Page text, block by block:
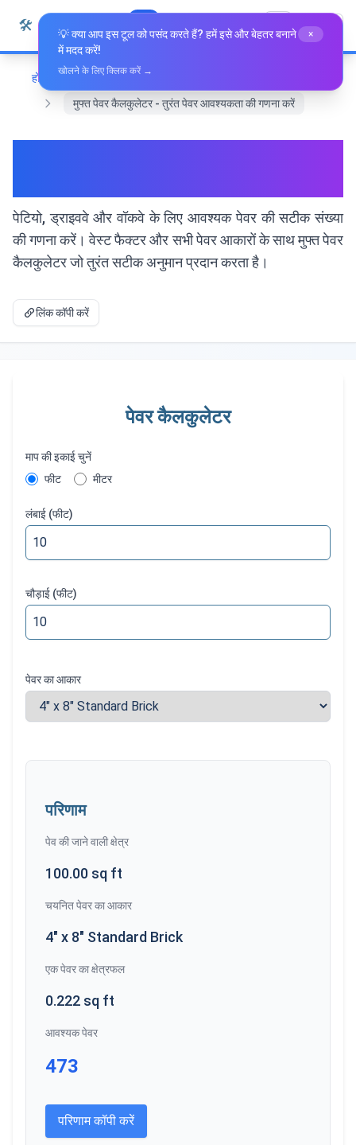
सामग्री पर जाएं
🛠️ Whiz Tools सभी उपकरण हिन्दी
होम
गणित और ज्यामिति
मुफ्त पेवर कैलकुलेटर - तुरंत पेवर आवश्यकता की गणना करें
पेटियो, ड्राइववे और वॉकवे के लिए आवश्यक पेवर की सटीक संख्या
की गणना करें। वेस्ट फैक्टर और सभी पेवर आकारों के साथ मुफ्त पेवर
कैलकुलेटर जो तुरंत सटीक अनुमान प्रदान करता है।
लिंक कॉपी करें
पेवर कैलकुलेटर
माप की इकाई चुनें
फीट
मीटर
लंबाई (फीट)
चौड़ाई (फीट)
पेवर का आकार
परिणाम
पेव की जाने वाली क्षेत्र
100.00 sq ft
चयनित पेवर का आकार
4" x 8" Standard Brick
एक पेवर का क्षेत्रफल
0.222 sq ft
आवश्यक पेवर
473
परिणाम कॉपी करें
💡 क्या आप इस टूल को पसंद करते हैं? हमें इसे और बेहतर बनाने
में मदद करें!
×
खोलने के लिए क्लिक करें →